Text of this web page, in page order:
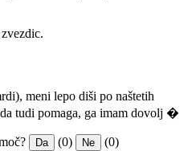
meni lepo diši po naštetih
tudi pomaga, ga imam dovolj �
Da (0) Ne (0)